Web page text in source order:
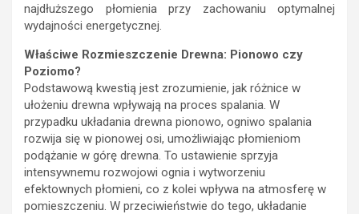
najdłuższego płomienia przy zachowaniu optymalnej
wydajności energetycznej.
Właściwe Rozmieszczenie Drewna: Pionowo czy
Poziomo?
Podstawową kwestią jest zrozumienie, jak różnice w
ułożeniu drewna wpływają na proces spalania. W
przypadku układania drewna pionowo, ogniwo spalania
rozwija się w pionowej osi, umożliwiając płomieniom
podążanie w górę drewna. To ustawienie sprzyja
intensywnemu rozwojowi ognia i wytworzeniu
efektownych płomieni, co z kolei wpływa na atmosferę w
pomieszczeniu. W przeciwieństwie do tego, układanie